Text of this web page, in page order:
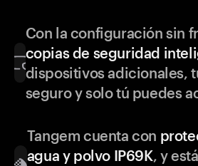
Con la configuración sin
copias de seguridad
dispositivos adicionales,
seguro y solo tú puedes
Tangem cuenta con
agua y polvo IP69K, y